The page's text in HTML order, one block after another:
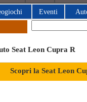
Eventi
Seat Leon Cupra R
Scopri la Seat Leon